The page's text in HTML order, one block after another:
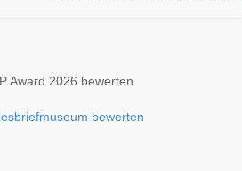
Award 2026 bewerten
bewerten